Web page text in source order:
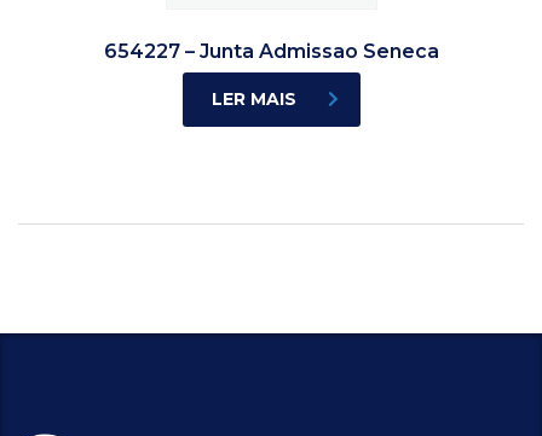
654227 – Junta Admissao Seneca
LER MAIS